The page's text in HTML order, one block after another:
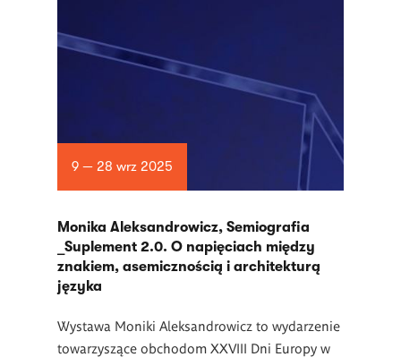
9 — 28 wrz 2025
Monika Aleksandrowicz, Semiografia
_Suplement 2.0. O napięciach między
znakiem, asemicznością i architekturą
języka
Wystawa Moniki Aleksandrowicz to wydarzenie
towarzyszące obchodom XXVIII Dni Europy w